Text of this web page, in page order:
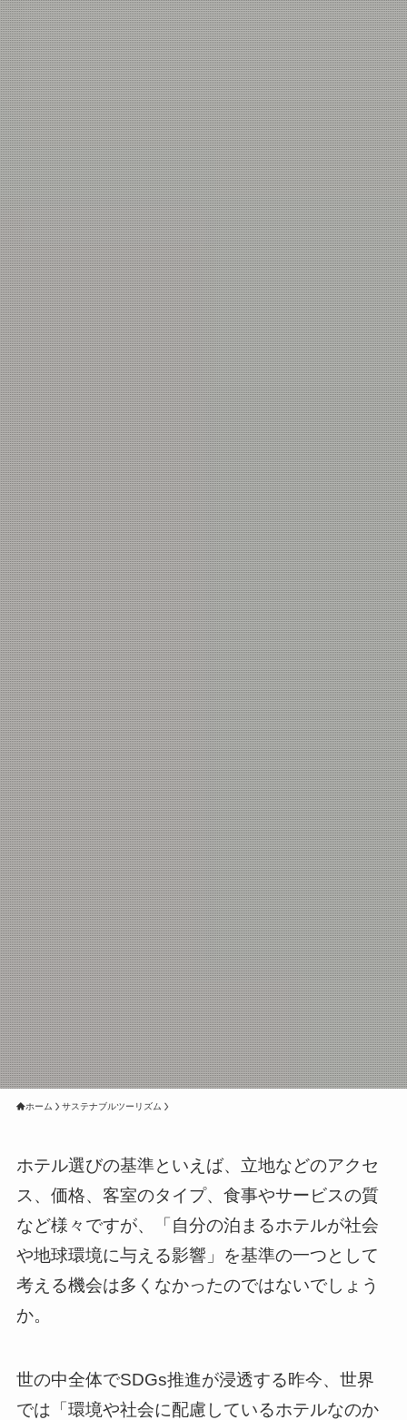
ホーム サステナブルツーリズム
ホテル選びの基準といえば、立地などのアクセ
ス、価格、客室のタイプ、食事やサービスの質
など様々ですが、「自分の泊まるホテルが社会
や地球環境に与える影響」を基準の一つとして
考える機会は多くなかったのではないでしょう
か。
世の中全体でSDGs推進が浸透する昨今、世界
では「環境や社会に配慮しているホテルなのか